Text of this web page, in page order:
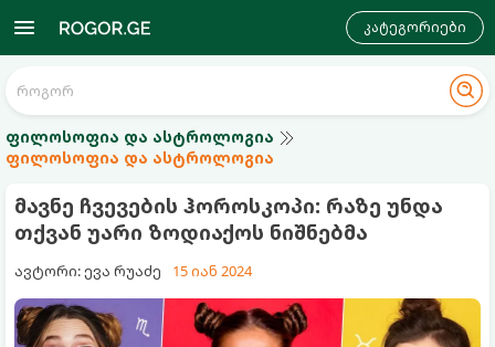
კატეგორიები
ფილოსოფია და ასტროლოგია
ფილოსოფია და ასტროლოგია
მავნე ჩვევების ჰოროსკოპი: რაზე უნდა
თქვან უარი ზოდიაქოს ნიშნებმა
ავტორი: ევა რუაძე 15 იან 2024